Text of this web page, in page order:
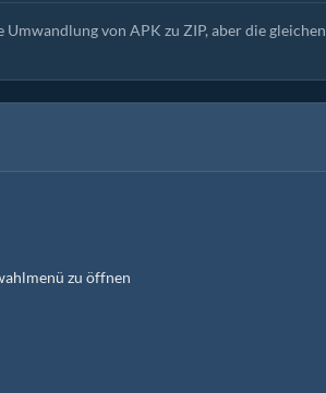
von APK zu ZIP, aber die gleichen
zu öffnen